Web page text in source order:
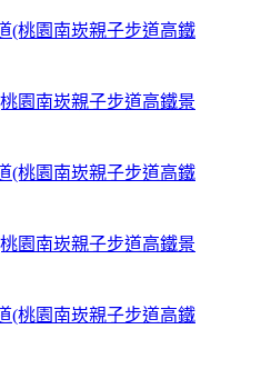
園南崁親子步道高鐵景
園南崁親子步道高鐵景